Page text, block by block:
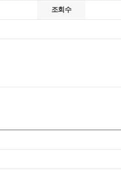
조회수